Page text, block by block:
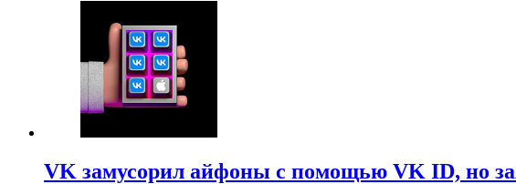
VK замусорил айфоны с помощью VK ID, но